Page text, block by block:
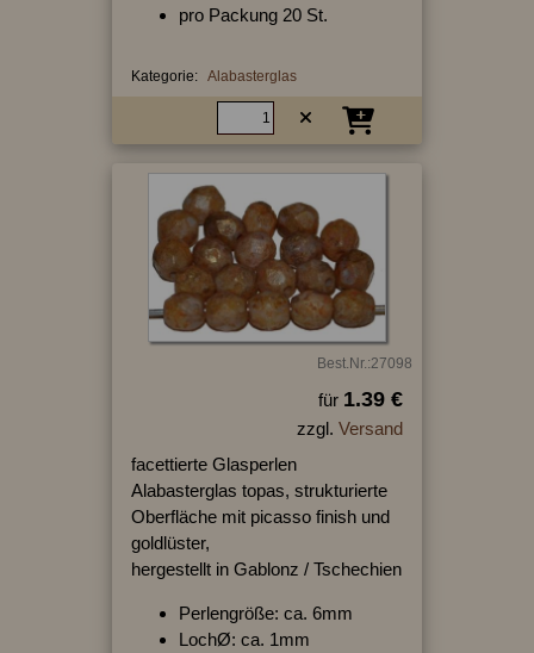
pro Packung 20 St.
Kategorie: Alabasterglas
Best.Nr.:27098
für 1.39 €
zzgl. Versand
facettierte Glasperlen
Alabasterglas topas, strukturierte
Oberfläche mit picasso finish und
goldlüster,
hergestellt in Gablonz / Tschechien
Perlengröße: ca. 6mm
LochØ: ca. 1mm